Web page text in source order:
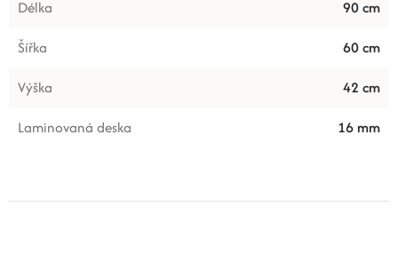
Délka
90 cm
Šířka
60 cm
Výška
42 cm
Laminovaná deska
16 mm